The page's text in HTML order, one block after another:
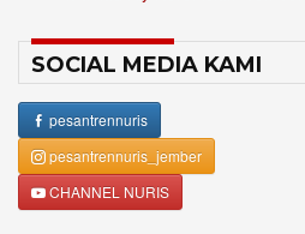
SOCIAL MEDIA KAMI
pesantrennuris
pesantrennuris_jember
CHANNEL NURIS